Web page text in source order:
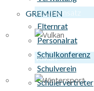
GREMIEN
Elternrat
Personalrat
Schulkonferenz
Schulverein
Schülervertreter
Polizeieinsatz
Vulkan